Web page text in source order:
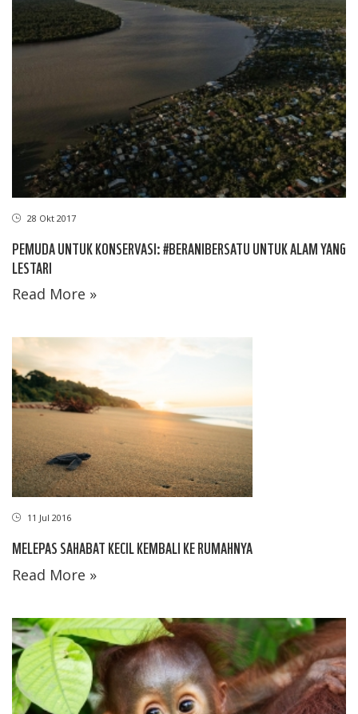
28 Okt 2017
PEMUDA UNTUK KONSERVASI: #BERANIBERSATU UNTUK ALAM YANG
LESTARI
Read More »
11 Jul 2016
MELEPAS SAHABAT KECIL KEMBALI KE RUMAHNYA
Read More »